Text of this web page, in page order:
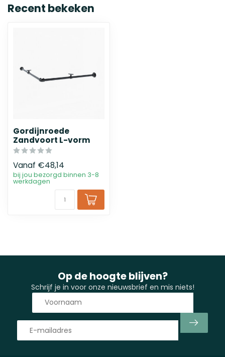
Recent bekeken
Gordijnroede
Zandvoort L-vorm
Vanaf €48,14
bij jou bezorgd binnen 3-8
werkdagen
Op de hoogte blijven?
Schrijf je in voor onze nieuwsbrief en mis niets!